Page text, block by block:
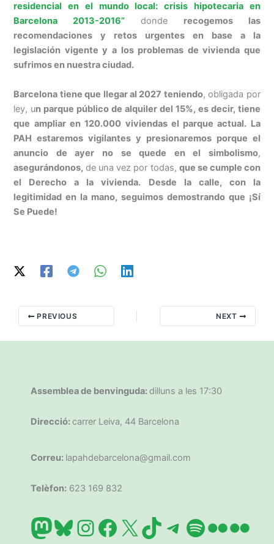
residencial en el mundo local: crisis hipotecaria en
Barcelona 2013-2016”
donde recogemos las
recomendaciones y retos urgentes en base a la
legislación vigente y a los problemas de vivienda que
sufrimos en nuestra ciudad.
Barcelona tiene que llegar al 2027 teniendo, obligada por
ley, un parque público de alquiler del 15%, es decir, tiene
que ampliar en 120.000 viviendas el parque actual. La
PAH estaremos vigilantes y presionaremos porque el
anuncio de ayer no se quede en el simbolismo,
asegurándonos, de una vez por todas, que se cumple con
el Derecho a la vivienda. Desde la calle, con la
legitimidad en la mano, seguimos demostrando que ¡Sí
Se Puede!
PREVIOUS NEXT
Assemblea de benvinguda: dilluns a les 17:30
Direcció: carrer Leiva, 44 Barcelona
Correu: lapahdebarcelona@gmail.com
Telèfon: 623 169 832
Mastodon
Bluesky
Instagram
Facebook
X TikTok
Telegram
Spotify
Flickr